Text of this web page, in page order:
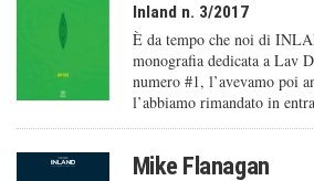
Inland n. 3/2017
È da tempo che noi di
monografia dedicata a Lav
numero #1, l’avevamo poi
l’abbiamo rimandato in
Mike Flanagan